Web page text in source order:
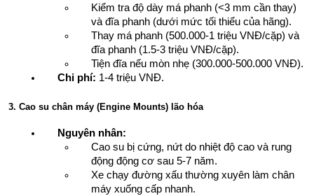
Kiểm tra độ dày má phanh (<3 mm cần thay)
và đĩa phanh (dưới mức tối thiểu của hãng).
Thay má phanh (500.000-1 triệu VNĐ/cặp) và
đĩa phanh (1.5-3 triệu VNĐ/cặp).
Tiện đĩa nếu mòn nhẹ (300.000-500.000 VNĐ).
Chi phí: 1-4 triệu VNĐ.
3. Cao su chân máy (Engine Mounts) lão hóa
Nguyên nhân:
Cao su bị cứng, nứt do nhiệt độ cao và rung
động động cơ sau 5-7 năm.
Xe chạy đường xấu thường xuyên làm chân
máy xuống cấp nhanh.